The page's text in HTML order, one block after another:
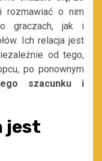
rozmawiać o nim
graczach, jak i
Ich relacja jest
iezależnie od tego,
po ponownym
szacunku i
jest